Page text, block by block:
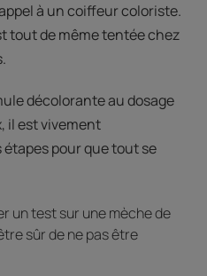
à un coiffeur coloriste.
tout de même tentée chez
décolorante au dosage
il est vivement
pour que tout se
un test sur une mèche de
sûr de ne pas être